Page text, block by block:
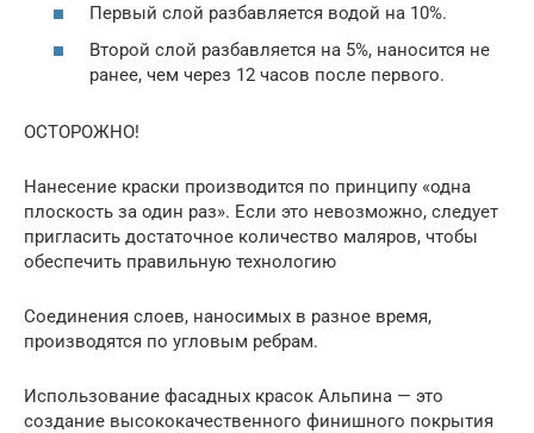
Первый слой разбавляется водой на 10%.
Второй слой разбавляется на 5%, наносится не
ранее, чем через 12 часов после первого.
ОСТОРОЖНО!
Нанесение краски производится по принципу «одна
плоскость за один раз». Если это невозможно, следует
пригласить достаточное количество маляров, чтобы
обеспечить правильную технологию
Соединения слоев, наносимых в разное время,
производятся по угловым ребрам.
Использование фасадных красок Альпина — это
создание высококачественного финишного покрытия